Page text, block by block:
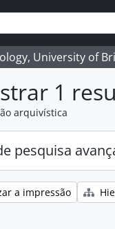
University of
1
arquivística
pesquisa
a impressão